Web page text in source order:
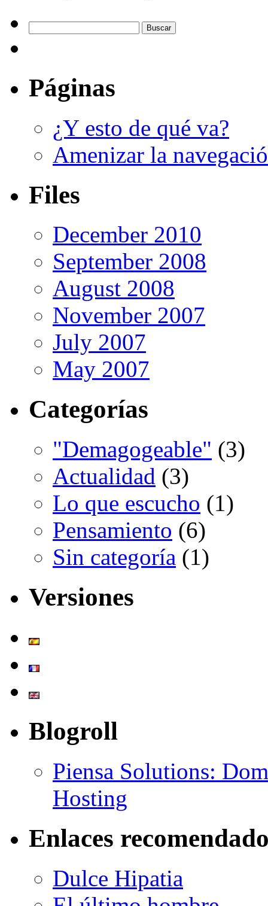
Páginas
¿Y esto de qué va?
Amenizar la
Files
December 2010
September 2008
August 2008
November 2007
July 2007
May 2007
Categorías
"Demagogeable" (3)
Actualidad (3)
Lo que escucho (1)
Pensamiento (6)
Sin categoría (1)
Versiones
Blogroll
Piensa Solutions:
Hosting
Enlaces
Dulce Hipatia